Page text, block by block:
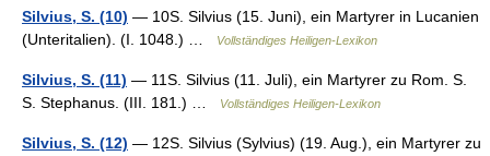
Silvius, S. (10) — 10S. Silvius (15. Juni), ein Martyrer in Lucanien
(Unteritalien). (I. 1048.) …
Vollständiges Heiligen-Lexikon
Silvius, S. (11) — 11S. Silvius (11. Juli), ein Martyrer zu Rom. S.
S. Stephanus. (III. 181.) …
Vollständiges Heiligen-Lexikon
Silvius, S. (12) — 12S. Silvius (Sylvius) (19. Aug.), ein Martyrer zu